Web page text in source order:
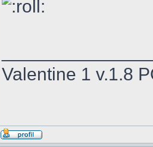
Valentine 1 v.1.8